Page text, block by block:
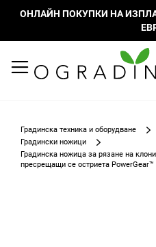
ОНЛАЙН ПОКУПКИ НА
Градинска техника и оборудване
Градински ножици
Градинска ножица за рязане на
пресрещащи се остриета PowerGear™